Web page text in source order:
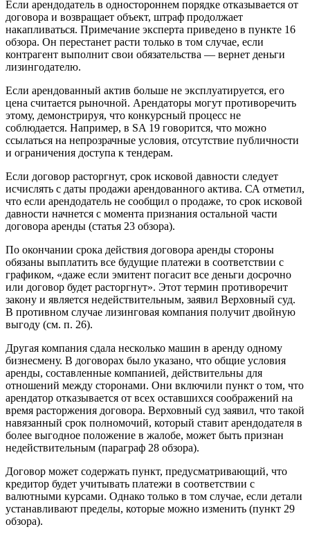
Если арендодатель в одностороннем порядке отказывается от
договора и возвращает объект, штраф продолжает
накапливаться. Примечание эксперта приведено в пункте 16
обзора. Он перестанет расти только в том случае, если
контрагент выполнит свои обязательства — вернет деньги
лизингодателю.
Если арендованный актив больше не эксплуатируется, его
цена считается рыночной. Арендаторы могут противоречить
этому, демонстрируя, что конкурсный процесс не
соблюдается. Например, в SA 19 говорится, что можно
ссылаться на непрозрачные условия, отсутствие публичности
и ограничения доступа к тендерам.
Если договор расторгнут, срок исковой давности следует
исчислять с даты продажи арендованного актива. СА отметил,
что если арендодатель не сообщил о продаже, то срок исковой
давности начнется с момента признания остальной части
договора аренды (статья 23 обзора).
По окончании срока действия договора аренды стороны
обязаны выплатить все будущие платежи в соответствии с
графиком, «даже если эмитент погасит все деньги досрочно
или договор будет расторгнут». Этот термин противоречит
закону и является недействительным, заявил Верховный суд.
В противном случае лизинговая компания получит двойную
выгоду (см. п. 26).
Другая компания сдала несколько машин в аренду одному
бизнесмену. В договорах было указано, что общие условия
аренды, составленные компанией, действительны для
отношений между сторонами. Они включили пункт о том, что
арендатор отказывается от всех оставшихся соображений на
время расторжения договора. Верховный суд заявил, что такой
навязанный срок полномочий, который ставит арендодателя в
более выгодное положение в жалобе, может быть признан
недействительным (параграф 28 обзора).
Договор может содержать пункт, предусматривающий, что
кредитор будет учитывать платежи в соответствии с
валютными курсами. Однако только в том случае, если детали
устанавливают пределы, которые можно изменить (пункт 29
обзора).